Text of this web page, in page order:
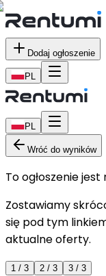
Dodaj ogłoszenie
PL
PL
Wróć do wyników
To ogłoszenie
Zostawiamy
się pod tym
aktualne oferty.
1 / 3 2 / 3 3 / 3